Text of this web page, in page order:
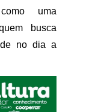
uma
busca
no dia a